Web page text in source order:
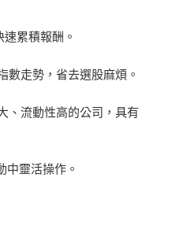
累積報酬。
數走勢，省去選股麻煩。
、流動性高的公司，具有
中靈活操作。